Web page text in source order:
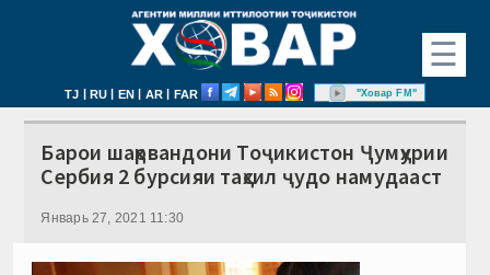
☰
TJ | RU | EN | AR | FAR "Ховар FM"
Барои шаҳрвандони Тоҷикистон Ҷумҳурии
Сербия 2 бурсияи таҳсил ҷудо намудааст
Январь 27, 2021 11:30